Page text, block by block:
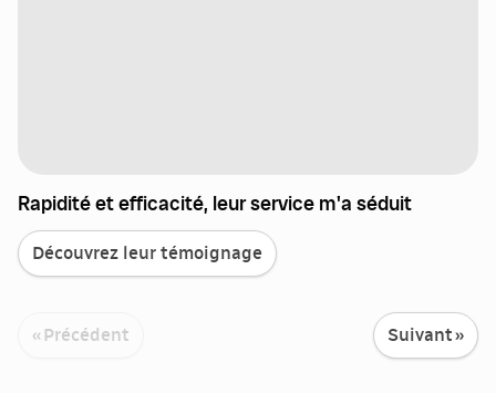
Rapidité et efficacité, leur service m'a séduit
Découvrez leur témoignage
« Précédent Suivant »